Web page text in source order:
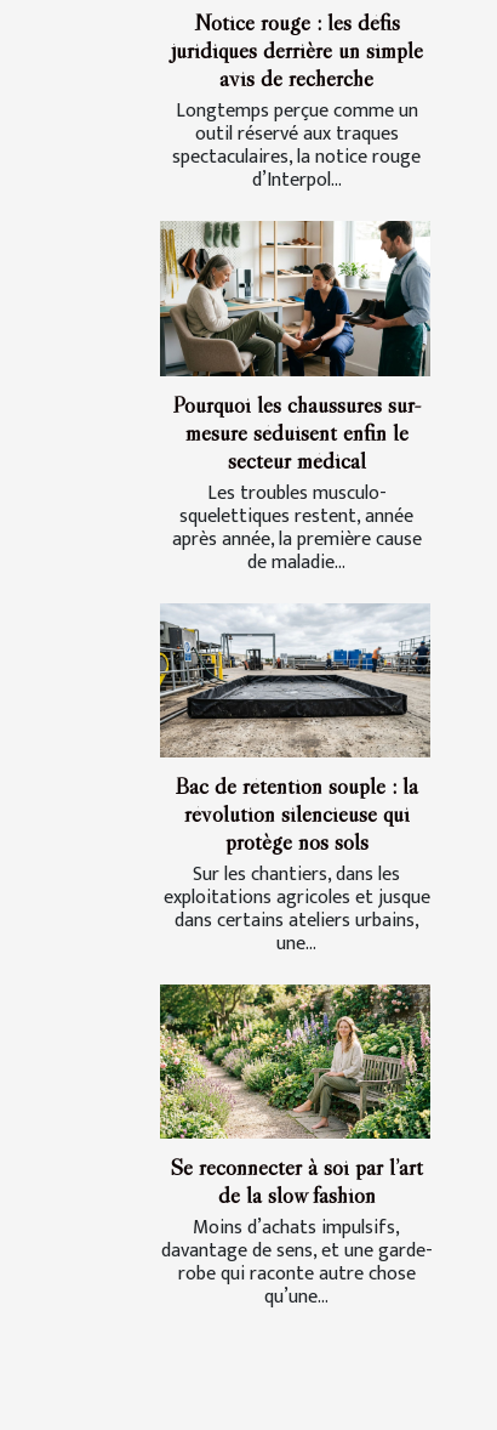
Notice rouge : les défis
juridiques derrière un simple
avis de recherche
Longtemps perçue comme un
outil réservé aux traques
spectaculaires, la notice rouge
d’Interpol...
Pourquoi les chaussures sur-
mesure séduisent enfin le
secteur médical
Les troubles musculo-
squelettiques restent, année
après année, la première cause
de maladie...
Bac de rétention souple : la
révolution silencieuse qui
protège nos sols
Sur les chantiers, dans les
exploitations agricoles et jusque
dans certains ateliers urbains,
une...
Se reconnecter à soi par l’art
de la slow fashion
Moins d’achats impulsifs,
davantage de sens, et une garde-
robe qui raconte autre chose
qu’une...